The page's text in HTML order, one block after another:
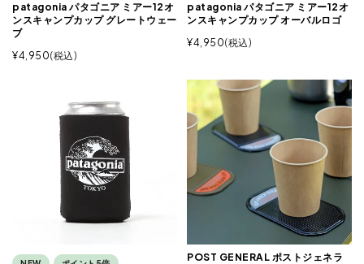
patagonia パタゴニア ミアー12オ
ンスキャンプカップ グレートウェー
ブ
¥4,950 税込
patagonia パタゴニア ミアー12オ
ンスキャンプカップ オーバルロゴ
¥4,950 税込
POST GENERAL ポストジェネラ